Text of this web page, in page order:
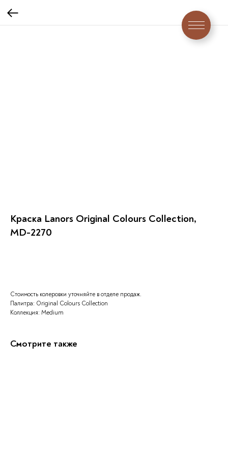
Краска Lanors Original Colours Collection,
MD-2270
Стоимость колеровки уточняйте в отделе продаж.
Палитра: Original Colours Collection
Коллекция: Medium
Смотрите также